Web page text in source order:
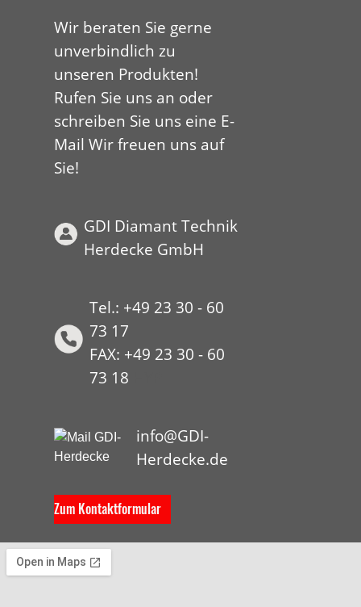
Wir beraten Sie gerne
unverbindlich zu
unseren Produkten!
Rufen Sie uns an oder
schreiben Sie uns eine E-
Mail Wir freuen uns auf
Sie!
GDI Diamant Technik
Herdecke GmbH
Tel.: +49 23 30 - 60
73 17
FAX: +49 23 30 - 60
73 18
info@GDI-
Herdecke.de
Zum Kontaktformular